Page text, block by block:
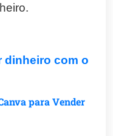
dinheiro com o
para Vender